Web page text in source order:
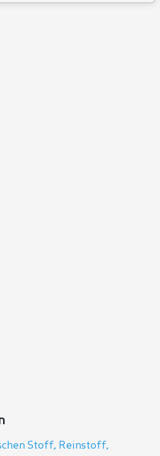
Stoff, Reinstoff,